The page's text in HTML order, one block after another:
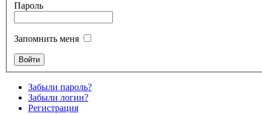
Пароль
Запомнить меня
Забыли пароль?
Забыли логин?
Регистрация